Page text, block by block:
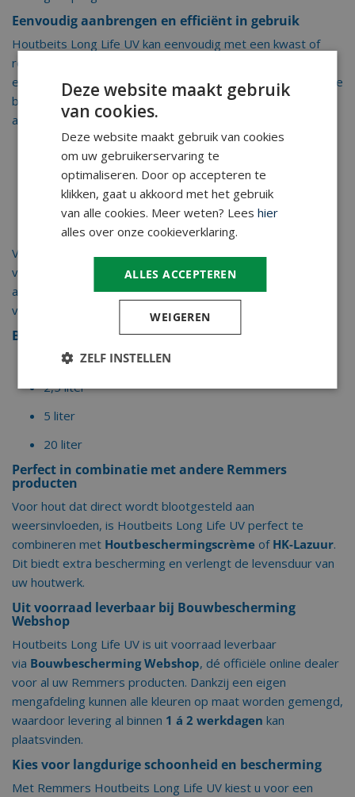
Eenvoudig aanbrengen en efficiënt in gebruik
Houtbeits Long Life UV kan eenvoudig met een kwast of
roller worden aangebracht. De goede vloeiing zorgt voor
een gelijkmatige dekking zonder druipers. Voor een optimale
bescherming wordt geadviseerd om minimaal twee lagen
aan te brengen:
ca. 100 ml/m²
Tweede laag:ca. 60 ml/m²
Overschilderbaar na ca. 12 uur(bij 20°C en 65%
relatieve luchtvochtigheid)
Verkrijgbaar in kleurloos UV+ en diverse gepigmenteerde
varianten, waarbij kleurloos UV+ als eindlaag kan worden
aangebracht om donkere verkleuring bij onderhoud te
voorkomen.
Beschikbare verpakkingen
0,75 liter
2,5 liter
5 liter
20 liter
Perfect in combinatie met andere Remmers
producten
Voor hout dat direct wordt blootgesteld aan
weersinvloeden, is Houtbeits Long Life UV perfect te
combineren met Houtbeschermingscrème of HK-Lazuur.
Dit biedt extra bescherming en verlengt de levensduur van
uw houtwerk.
Uit voorraad leverbaar bij Bouwbescherming
Webshop
Houtbeits Long Life UV is uit voorraad leverbaar
via Bouwbescherming Webshop, dé officiële online dealer
voor al uw Remmers producten. Dankzij een eigen
mengafdeling kunnen alle kleuren op maat worden gemengd,
waardoor levering al binnen 1 á 2 werkdagen kan
plaatsvinden.
Kies voor langdurige schoonheid en bescherming
Met Remmers Houtbeits Long Life UV kiest u voor een
Deze website maakt gebruik
van cookies.
Deze website maakt gebruik van cookies
om uw gebruikerservaring te
optimaliseren. Door op accepteren te
klikken, gaat u akkoord met het gebruik
van alle cookies. Meer weten? Leeshier
alles over onze cookieverklaring.
ALLES ACCEPTEREN
WEIGEREN
ZELF INSTELLEN